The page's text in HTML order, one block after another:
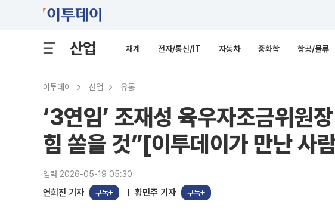
산업 재계 전자/통신/IT 자동차 중화학 항공/물류
이투데이 산업 유통
‘3연임’ 조재성 육우자조금위원
힘 쏟을 것”[이투데이가 만난 사
입력 2026-05-19 05:30
연희진 기자 구독 황민주 기자 구독